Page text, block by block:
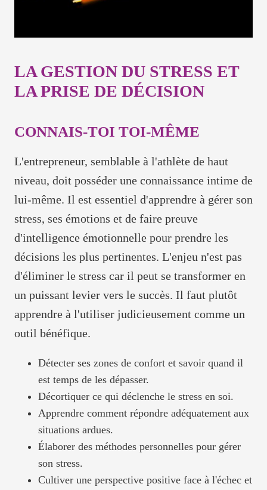
LA GESTION DU STRESS ET
LA PRISE DE DÉCISION
CONNAIS-TOI TOI-MÊME
L'entrepreneur, semblable à l'athlète de haut
niveau, doit posséder une connaissance intime de
lui-même. Il est essentiel d'apprendre à gérer son
stress, ses émotions et de faire preuve
d'intelligence émotionnelle pour prendre les
décisions les plus pertinentes. L'enjeu n'est pas
d'éliminer le stress car il peut se transformer en
un puissant levier vers le succès. Il faut plutôt
apprendre à l'utiliser judicieusement comme un
outil bénéfique.
Détecter ses zones de confort et savoir quand il
est temps de les dépasser.
Décortiquer ce qui déclenche le stress en soi.
Apprendre comment répondre adéquatement aux
situations ardues.
Élaborer des méthodes personnelles pour gérer
son stress.
Cultiver une perspective positive face à l'échec et